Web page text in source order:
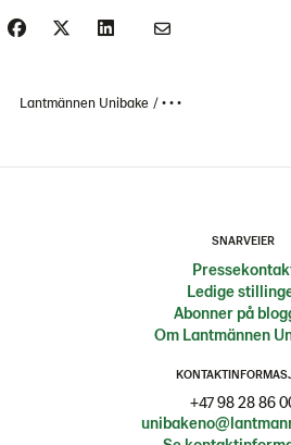
Lantmännen Unibake • • •
SNARVEIER
Ledige
Abonner på
Om Lantmännen
+47 98 28 86